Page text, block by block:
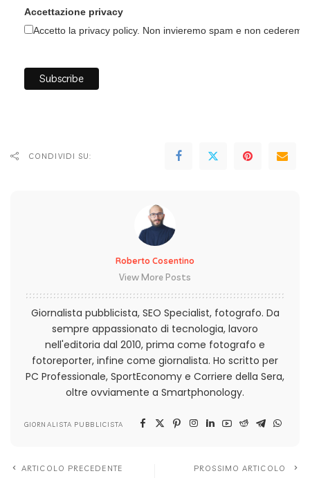
Accettazione privacy
Accetto la privacy policy. Non invieremo spam e non
CONDIVIDI SU:
Roberto Cosentino
View More Posts
Giornalista pubblicista, SEO Specialist, fotografo. Da
sempre appassionato di tecnologia, lavoro
nell'editoria dal 2010, prima come fotografo e
fotoreporter, infine come giornalista. Ho scritto per
PC Professionale, SportEconomy e Corriere della Sera,
oltre ovviamente a Smartphonology.
GIORNALISTA PUBBLICISTA
ARTICOLO PRECEDENTE PROSSIMO ARTICOLO